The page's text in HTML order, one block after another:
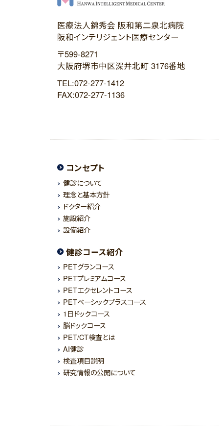
医療法人錦秀会 阪和第二泉北病院
阪和インテリジェント医療センター
〒599-8271
大阪府堺市中区深井北町 3176番地
TEL:072-277-1412
FAX:072-277-1136
コンセプト
健診について
理念と基本方針
ドクター紹介
施設紹介
設備紹介
健診コース紹介
PETグランコース
PETプレミアムコース
PETエクセレントコース
PETベーシックプラスコース
1日ドックコース
脳ドックコース
PET/CT検査とは
AI健診
検査項目説明
研究情報の公開について